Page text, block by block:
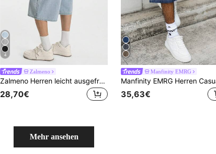
4
Zalmeno
Zalmeno Herren leicht ausgefranste, weite, lässige Denim Shorts in Hellblau
28,70€
Manfinity EMRG
35,63€
Mehr ansehen